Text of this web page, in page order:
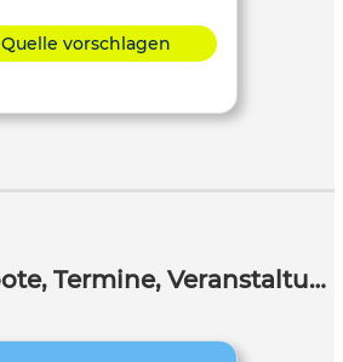
Quelle vorschlagen
Bildungsangebote, Termine, Veranstaltungen